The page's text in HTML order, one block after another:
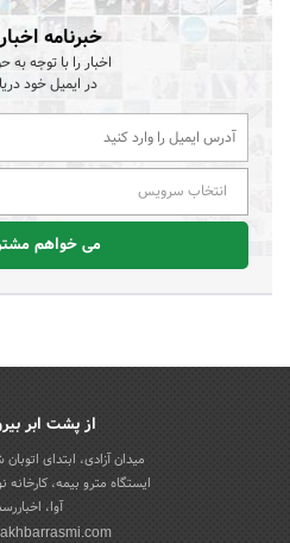
خبرنامه
اخبار را با توجه به
در ایمیل خود
انتخاب سرویس
می خواهم
از پشت ابر
میدان آزادی، ابتدای
ایستگاه مترو بیمه،
آوا،